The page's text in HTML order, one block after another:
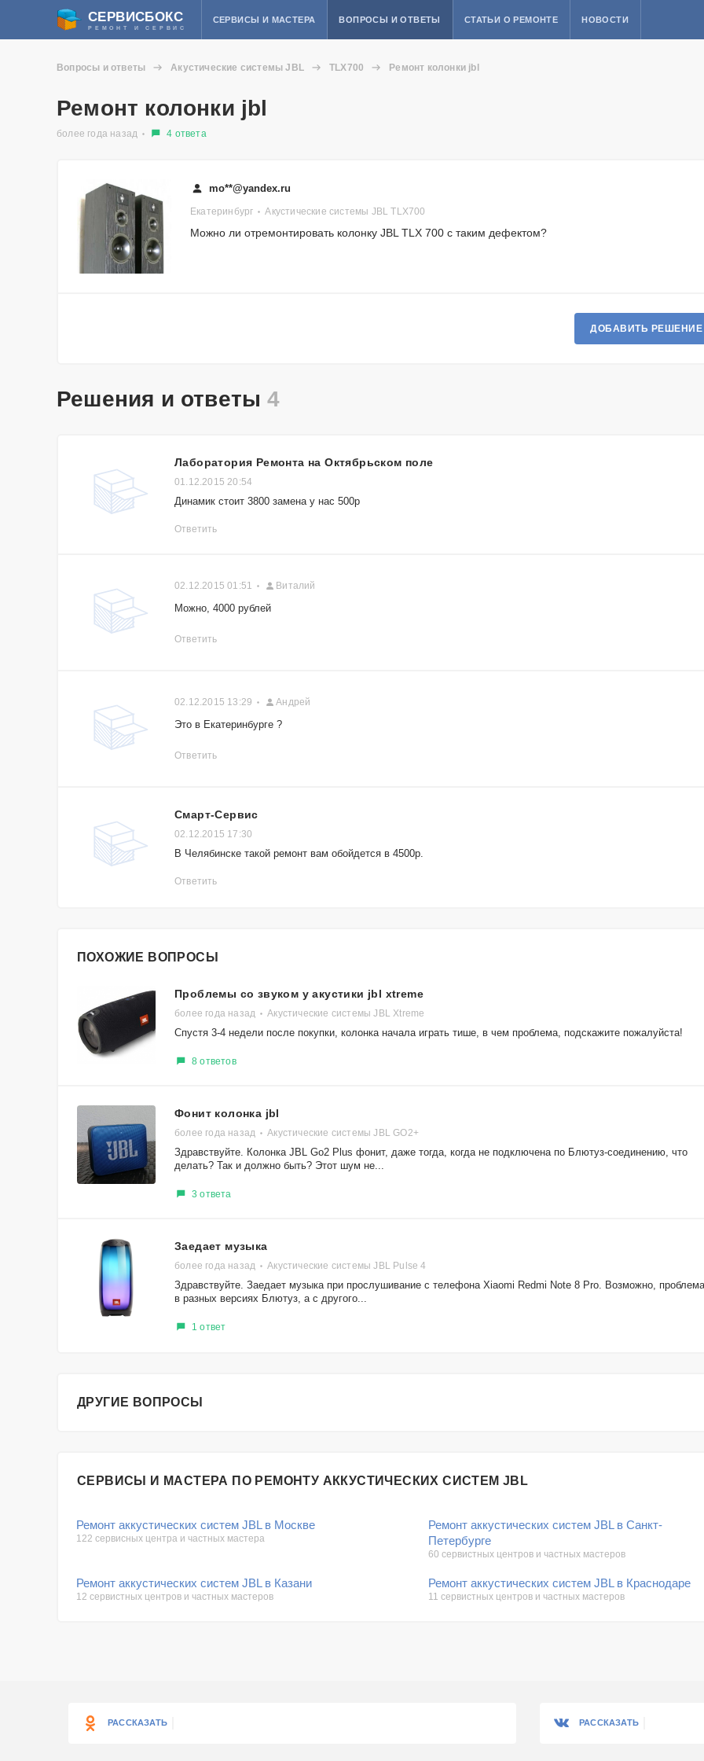
СЕРВИСБОКС
РЕМОНТ И СЕРВИС
СЕРВИСЫ И МАСТЕРА ВОПРОСЫ И ОТВЕТЫ СТАТЬИ О РЕМОНТЕ НОВОСТИ
Вопросы и ответы Акустические системы JBL TLX700 Ремонт колонки jbl
Ремонт колонки jbl
более года назад 4 ответа
mo**@yandex.ru
Екатеринбург Акустические системы JBL TLX700
Можно ли отремонтировать колонку JBL TLX 700 с таким дефектом?
ДОБАВИТЬ РЕШЕНИЕ
Решения и ответы4
Лаборатория Ремонта на Октябрьском поле
01.12.2015 20:54
Динамик стоит 3800 замена у нас 500р
Ответить
02.12.2015 01:51 Виталий
Можно, 4000 рублей
Ответить
02.12.2015 13:29 Андрей
Это в Екатеринбурге ?
Ответить
Смарт-Сервис
02.12.2015 17:30
В Челябинске такой ремонт вам обойдется в 4500р.
Ответить
ПОХОЖИЕ ВОПРОСЫ
Проблемы со звуком у акустики jbl xtreme
более года назад Акустические системы JBL Xtreme
Спустя 3-4 недели после покупки, колонка начала играть тише, в чем проблема, подскажите пожалуйста!
8 ответов
Фонит колонка jbl
более года назад Акустические системы JBL GO2+
Здравствуйте. Колонка JBL Go2 Plus фонит, даже тогда, когда не подключена по Блютуз-соединению, что
делать? Так и должно быть? Этот шум не...
3 ответа
Заедает музыка
более года назад Акустические системы JBL Pulse 4
Здравствуйте. Заедает музыка при прослушивание с телефона Xiaomi Redmi Note 8 Pro. Возможно, проблема
в разных версиях Блютуз, а с другого...
1 ответ
ДРУГИЕ ВОПРОСЫ
СЕРВИСЫ И МАСТЕРА ПО РЕМОНТУ АККУСТИЧЕСКИХ СИСТЕМ JBL
Ремонт аккустических систем JBL в Москве
122 сервисных центра и частных мастера
Ремонт аккустических систем JBL в Санкт-
Петербурге
60 сервистных центров и частных мастеров
Ремонт аккустических систем JBL в Казани
12 сервистных центров и частных мастеров
Ремонт аккустических систем JBL в Краснодаре
11 сервистных центров и частных мастеров
РАССКАЗАТЬ РАССКАЗАТЬ